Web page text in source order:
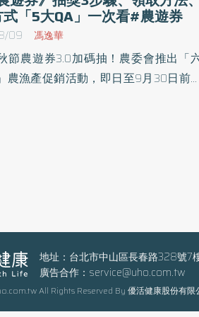
「5大QA」一次看#農遊券
09 馮逸華
節農遊券3.0加碼抽！農委會推出「
農漁產促銷活動，即日至9月30日前只
地址：台北市中山區長春路328號7
廣告合作： service@uho.com.tw
All Rights Reserved By 優活健康股份有限